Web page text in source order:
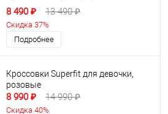
8 490 ₽ 13 490 ₽
Скидка 37%
Подробнее
Кроссовки Superfit для девочки,
розовые
8 990 ₽ 14 990 ₽
Скидка 40%